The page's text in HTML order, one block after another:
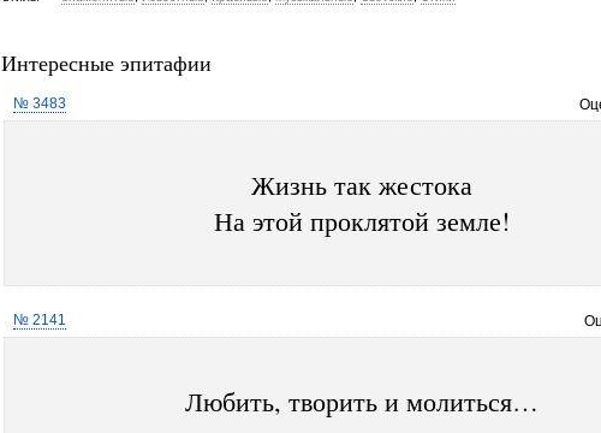
Интересные эпитафии
№ 3483
Жизнь так жестока
На этой проклятой земле!
№ 2141
Любить, творить и молиться…